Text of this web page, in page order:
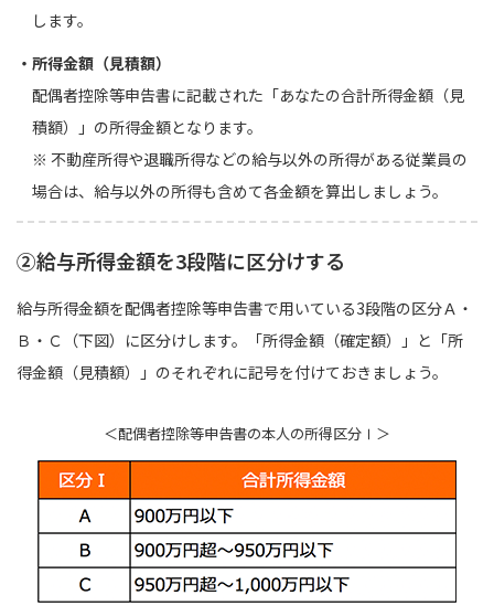
します。
・所得金額（見積額）
配偶者控除等申告書に記載された「あなたの合計所得金額（見
積額）」の所得金額となります。
※ 不動産所得や退職所得などの給与以外の所得がある従業員の
場合は、給与以外の所得も含めて各金額を算出しましょう。
②給与所得金額を3段階に区分けする
給与所得金額を配偶者控除等申告書で用いている3段階の区分Ａ・
Ｂ・Ｃ（下図）に区分けします。「所得金額（確定額）」と「所
得金額（見積額）」のそれぞれに記号を付けておきましょう。
＜配偶者控除等申告書の本人の所得区分Ⅰ＞